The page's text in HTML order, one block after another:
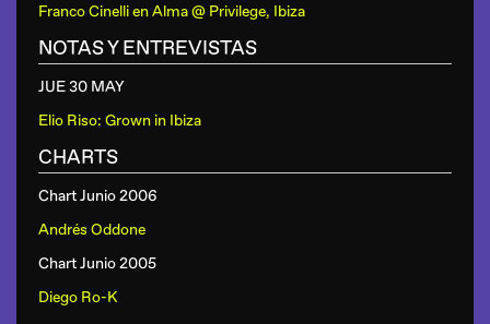
Franco CinellienAlma @ Privilege, Ibiza
NOTAS Y ENTREVISTAS
JUE 30 MAY
Elio Riso: Grown in Ibiza
CHARTS
Chart Junio 2006
Andrés Oddone
Chart Junio 2005
Diego Ro-K